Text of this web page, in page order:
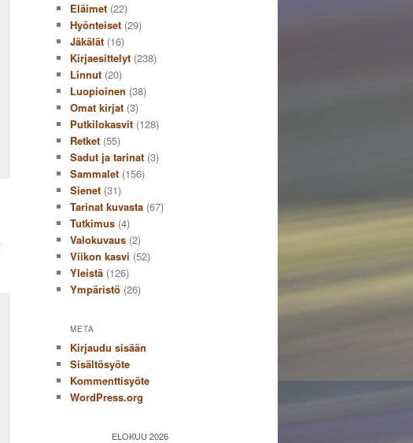
Eläimet (22)
Hyönteiset (29)
Jäkälät (16)
Kirjaesittelyt (238)
Linnut (20)
Luopioinen (38)
Omat kirjat (3)
Putkilokasvit (128)
Retket (55)
Sadut ja tarinat (3)
Sammalet (156)
Sienet (31)
Tarinat kuvasta (67)
Tutkimus (4)
Valokuvaus (2)
Viikon kasvi (52)
Yleistä (126)
Ympäristö (26)
META
Kirjaudu sisään
Sisältösyöte
Kommenttisyöte
WordPress.org
ELOKUU 2026